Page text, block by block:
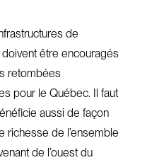
de
être encouragés
retombées
pour le Québec. Il faut
aussi de façon
richesse de l’ensemble
de l’ouest du